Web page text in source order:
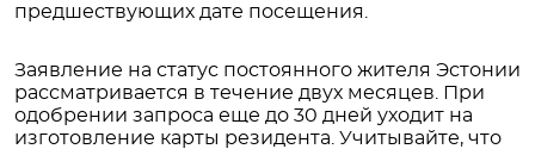
предшествующих дате посещения.
Заявление на статус постоянного жителя Эстонии
рассматривается в течение двух месяцев. При
одобрении запроса еще до 30 дней уходит на
изготовление карты резидента. Учитывайте, что